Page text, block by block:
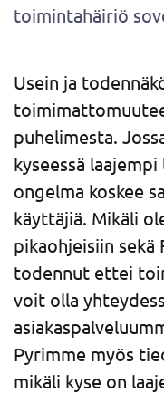
toimintahäiriö
Usein ja
puhelimesta.
kyseessä
ongelma koskee
käyttäjiä. Mikäli
pikaohjeisiin sekä
todennut ettei
voit olla
Pyrimme myös
mikäli kyse on